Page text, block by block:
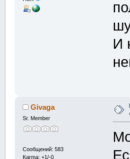
И
Givaga
Sr. Member
Сообщений: 583
Karma: +1/-0